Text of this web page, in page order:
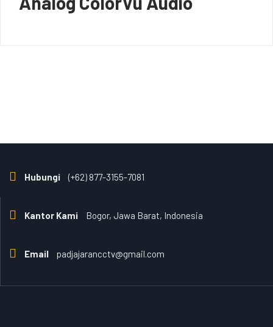
Hubungi (+62) 877-3155-7081
Kantor Kami Bogor, Jawa Barat, Indonesia
Email padjajarancctv@gmail.com